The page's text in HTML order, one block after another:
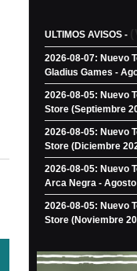
ULTIMOS AVISOS -
2026-08-07: Nuevo
Gladius Games -
2026-08-05: Nuevo
Store (Septiembre
2026-08-05: Nuevo
Store (Diciembre
2026-08-05: Nuevo
Arca Negra -
2026-08-05: Nuevo
Store (Noviembre